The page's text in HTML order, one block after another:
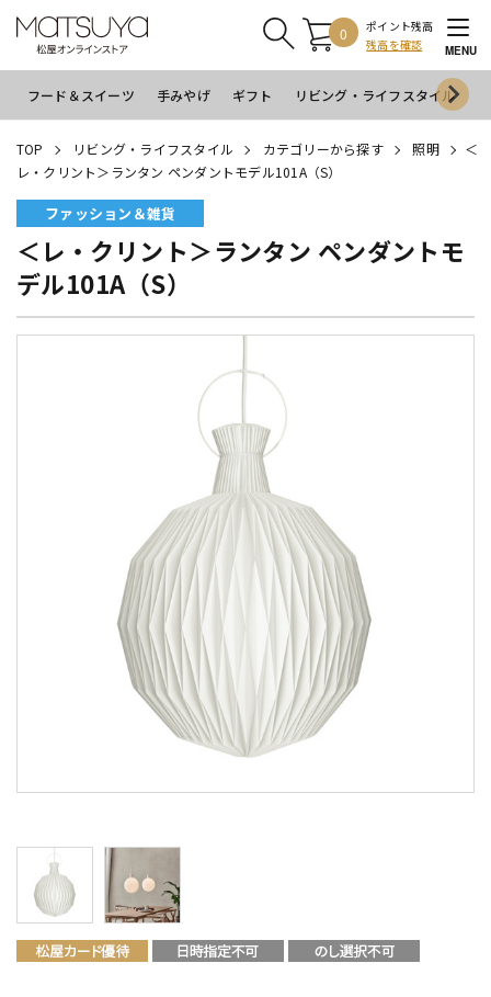
0
ポイント残高
残高を確認
MENU
フード＆スイーツ 手みやげ ギフト リビング・ライフスタイル
TOP リビング・ライフスタイル カテゴリーから探す 照明
＜
レ・クリント＞ランタン ペンダントモデル101A（S）
ファッション＆雑貨
＜レ・クリント＞ランタン ペンダントモ
デル101A（S）